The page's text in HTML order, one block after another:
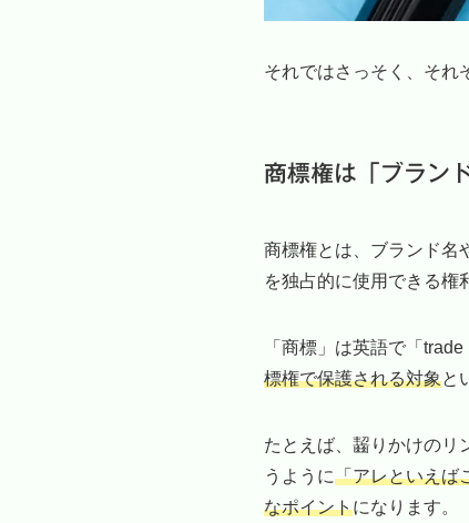
それではさっそく、それ
商標権は「ブラン
商標権とは、ブランド名
を独占的に使用できる権
「商標」は英語で「
標権で保護される対象と
たとえば、齧りかけのリ
うように「アレといえば
なポイントになります。